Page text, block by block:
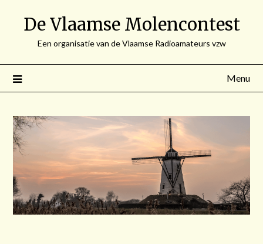
De Vlaamse Molencontest
Een organisatie van de Vlaamse Radioamateurs vzw
Menu